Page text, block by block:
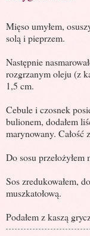
Mięso umyłem,
solą i pieprzem.
Następnie
rozgrzanym oleju (z
1,5 cm.
Cebule i czosnek
bulionem, dodałem
marynowany. Całość
Do sosu
Sos zredukowałem,
muszkatołową.
Podałem z kaszą